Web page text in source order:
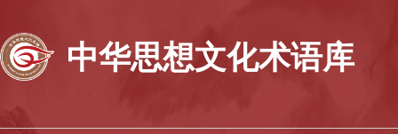
中华思想文化术语库